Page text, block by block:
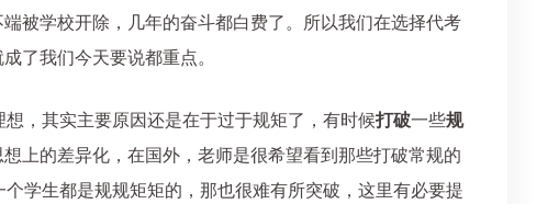
被学校开除，几年的奋斗都白费了。所以我们在选择代考
了我们今天要说都重点。
，其实主要原因还是在于过于规矩了，有时候打破一些规
上的差异化，在国外，老师是很希望看到那些打破常规的
学生都是规规矩矩的，那也很难有所突破，这里有必要提